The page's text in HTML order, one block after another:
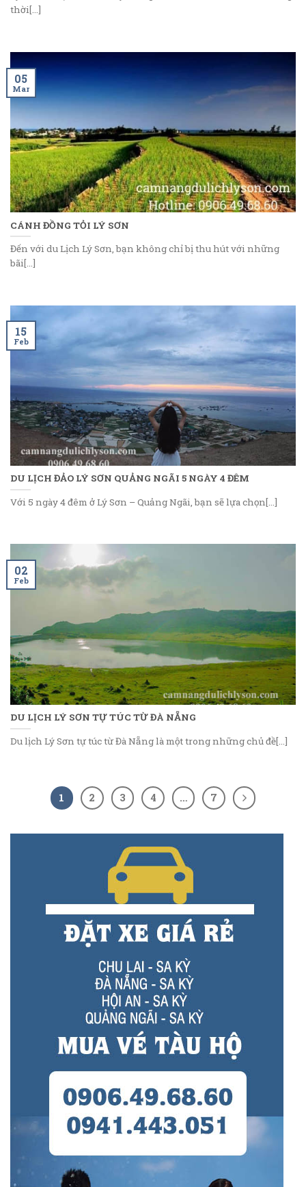
thời[...]
CÁNH ĐỒNG TỎI LÝ SƠN
Đến với du Lịch Lý Sơn, bạn không chỉ bị thu hút với những
bãi[...]
05
Mar
DU LỊCH ĐẢO LÝ SƠN QUẢNG NGÃI 5 NGÀY 4 ĐÊM
Với 5 ngày 4 đêm ở Lý Sơn – Quảng Ngãi, bạn sẽ lựa chọn[...]
15
Feb
DU LỊCH LÝ SƠN TỰ TÚC TỪ ĐÀ NẴNG
Du lịch Lý Sơn tự túc từ Đà Nẵng là một trong những chủ đề[...]
02
Feb
1 2 3 4 … 7